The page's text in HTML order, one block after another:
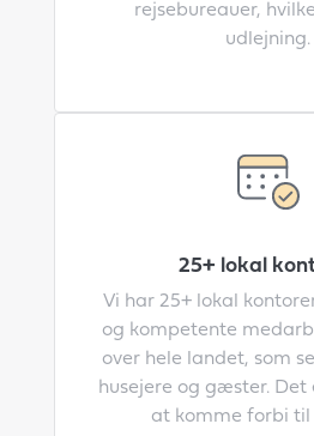
rejsebureauer,
udlejning.
25+ lokal
Vi har 25+ lokal
og kompetente
over hele landet, som
husejere og gæster.
at komme forbi til